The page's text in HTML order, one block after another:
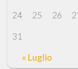
« Luglio
24
25 26
31